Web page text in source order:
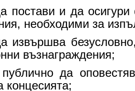
постави и да
необходими за
извършва
възнаграждения;
да
концесията;